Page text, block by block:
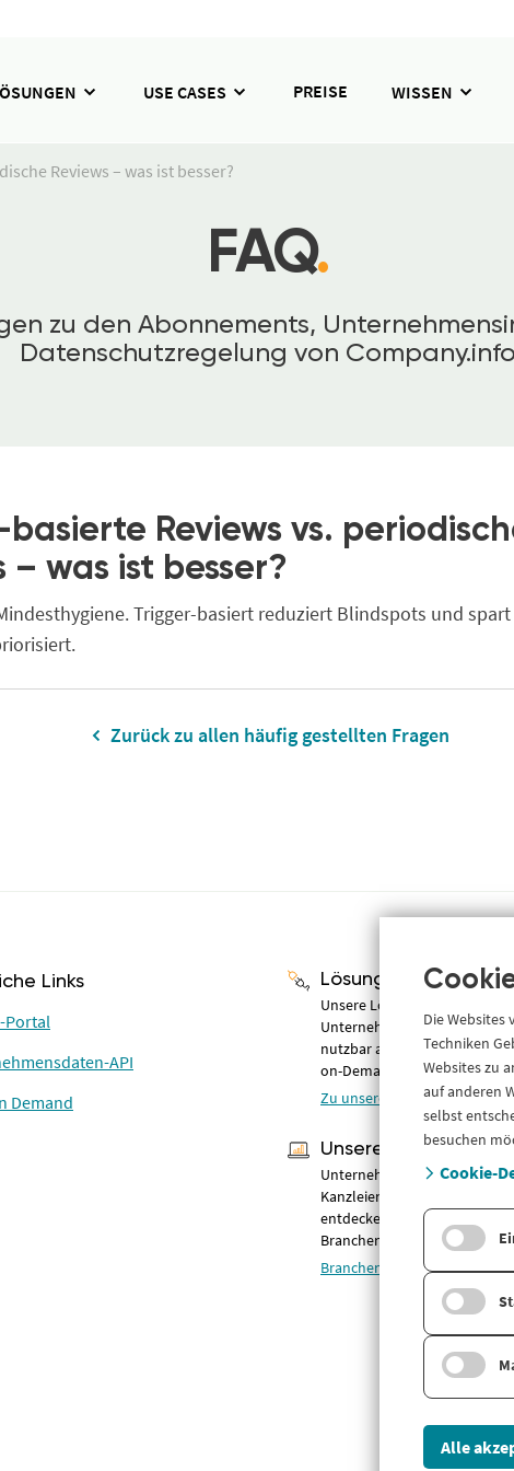
USE CASES PREISE WISSEN
Reviews – was ist besser?
FAQ.
zu den Abonnements,
Datenschutzregelung von Company.info
Reviews vs.
– was ist besser?
Trigger-basiert reduziert Blindspots und spart
Zurück zu allen häufig gestellten Fragen
Links
Portal
API
Demand
Lösungen
Unsere Lösungen für
nutzbar als Online-Portal,
on-Demand.
Zu unseren Lösungen
Unsere Branchen
Unternehmensdaten &
Kanzleien, Banken, Fintechs
entdecken Sie unsere
Branchenlösungen.
Branchen im Überblick
Die
Techniken
Websites zu
auf anderen
selbst
besuchen
Cookie-
Alle